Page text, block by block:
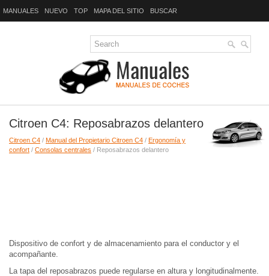
MANUALES NUEVO TOP MAPA DEL SITIO BUSCAR
Citroen C4: Reposabrazos delantero
Citroen C4 / Manual del Propietario Citroen C4 / Ergonomía y
confort / Consolas centrales / Reposabrazos delantero
Dispositivo de confort y de almacenamiento para el conductor y el
acompañante.
La tapa del reposabrazos puede regularse en altura y longitudinalmente.